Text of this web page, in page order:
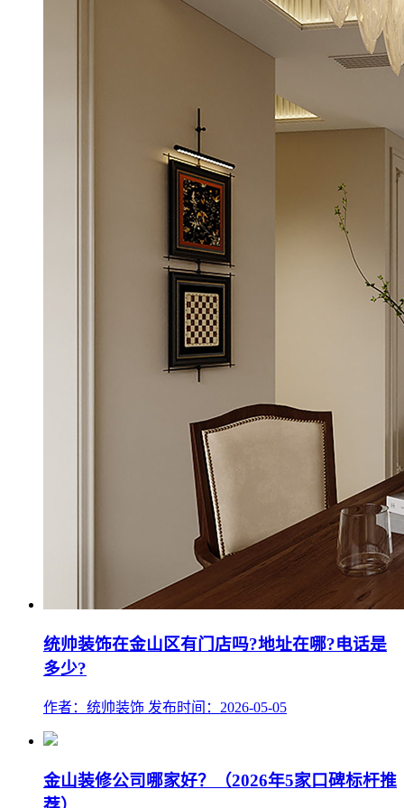
统帅装饰在金山区有门店吗?地址在哪?电话是
多少?
作者：统帅装饰 发布时间：2026-05-05
金山装修公司哪家好？（2026年5家口碑标杆推